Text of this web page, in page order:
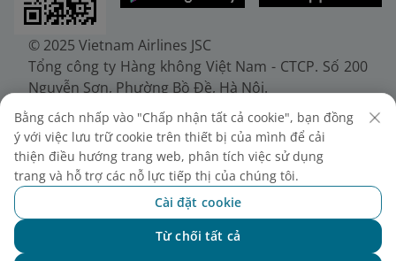
© 2025 Vietnam Airlines JSC
Tổng công ty Hàng không Việt Nam - CTCP. Số 200
Nguyễn Sơn, Phường Bồ Đề, Hà Nội.
Điện thoại: (+84-24) 38272289. Fax: (+84-24)
38722375
Giấy chứng nhận đăng ký doanh nghiệp, mã số
doanh nghiệp 0100107518, đăng ký lần đầu ngày
30/6/2010, đăng ký thay đổi lần thứ 10 ngày
24/7/2025, cấp bởi Sở Tài chính Thành phố Hà Nội.
Bằng cách nhấp vào "Chấp nhận tất cả cookie", bạn đồng
ý với việc lưu trữ cookie trên thiết bị của mình để cải
thiện điều hướng trang web, phân tích việc sử dụng
trang và hỗ trợ các nỗ lực tiếp thị của chúng tôi.
Cài đặt cookie
Từ chối tất cả